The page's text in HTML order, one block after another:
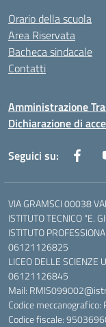
Orario della scuola
Area Riservata
Bacheca sindacale
Contatti
Amministrazione
Dichiarazione di
Seguici su:
VIA GRAMSCI 00038
ISTITUTO TECNICO "E.
ISTITUTO
06121126825
LICEO DELLE SCIENZE
06121126845
Mail:
Codice
Codice fiscale: